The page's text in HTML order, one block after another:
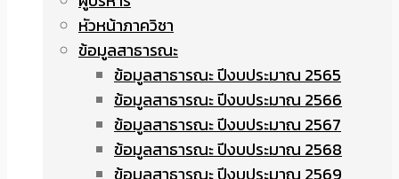
หัวหน้าภาควิชา
ข้อมูลสาธารณะ
ข้อมูลสาธารณะ ปีงบประมาณ 2565
ข้อมูลสาธารณะ ปีงบประมาณ 2566
ข้อมูลสาธารณะ ปีงบประมาณ 2567
ข้อมูลสาธารณะ ปีงบประมาณ 2568
ข้อมูลสาธารณะ ปีงบประมาณ 2569